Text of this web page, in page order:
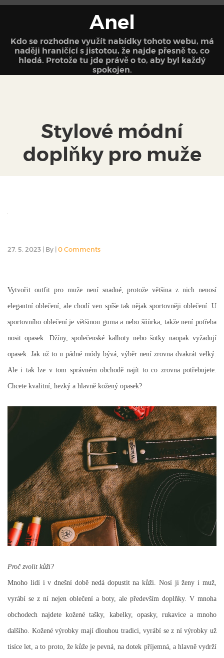
Anel
Kdo se rozhodne využít nabídky tohoto webu, má
naději hraničící s jistotou, že najde přesně to, co
hledá. Protože tu jde právě o to, aby byl každý
spokojen.
Stylové módní
doplňky pro muže
27. 5. 2023 | By | 0 Comments
Vytvořit outfit pro muže není snadné, protože většina z nich nenosí
elegantní oblečení, ale chodí ven spíše tak nějak sportovněji oblečení. U
sportovního oblečení je většinou guma a nebo šňůrka, takže není potřeba
nosit opasek. Džíny, společenské kalhoty nebo šotky naopak vyžadují
opasek. Jak už to u pádné módy bývá, výběr není zrovna dvakrát velký.
Ale i tak lze v tom správném obchodě najít to co zrovna potřebujete.
Chcete kvalitní, hezký a hlavně kožený opasek?
Proč zvolit kůži?
Mnoho lidí i v dnešní době nedá dopustit na kůži. Nosí ji ženy i muž,
vyrábí se z ní nejen oblečení a boty, ale především doplňky. V mnoha
obchodech najdete kožené tašky, kabelky, opasky, rukavice a mnoho
dalšího. Kožené výrobky mají dlouhou tradici, vyrábí se z ní výrobky už
tisíce let, a to proto, že kůže je pevná, na dotek příjemná, a hlavně vydrží